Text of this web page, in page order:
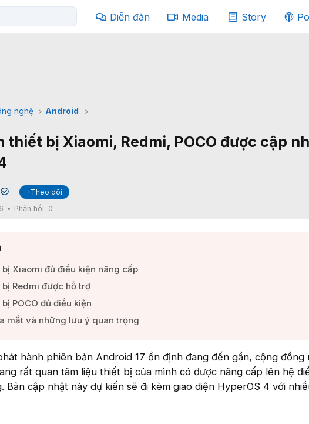
Diễn đàn Media Story
nghệ Android
thiết bị Xiaomi, Redmi, POCO được cập
✔
+Theo dõi
Phản hồi: 0
bị Xiaomi đủ điều kiện nâng cấp​
Redmi được hỗ trợ​
POCO đủ điều kiện​
mắt và những lưu ý quan trọng​
hành phiên bản Android 17 ổn định đang đến gần, cộng đồng
rất quan tâm liệu thiết bị của mình có được nâng cấp lên hệ
Bản cập nhật này dự kiến sẽ đi kèm giao diện HyperOS 4 với